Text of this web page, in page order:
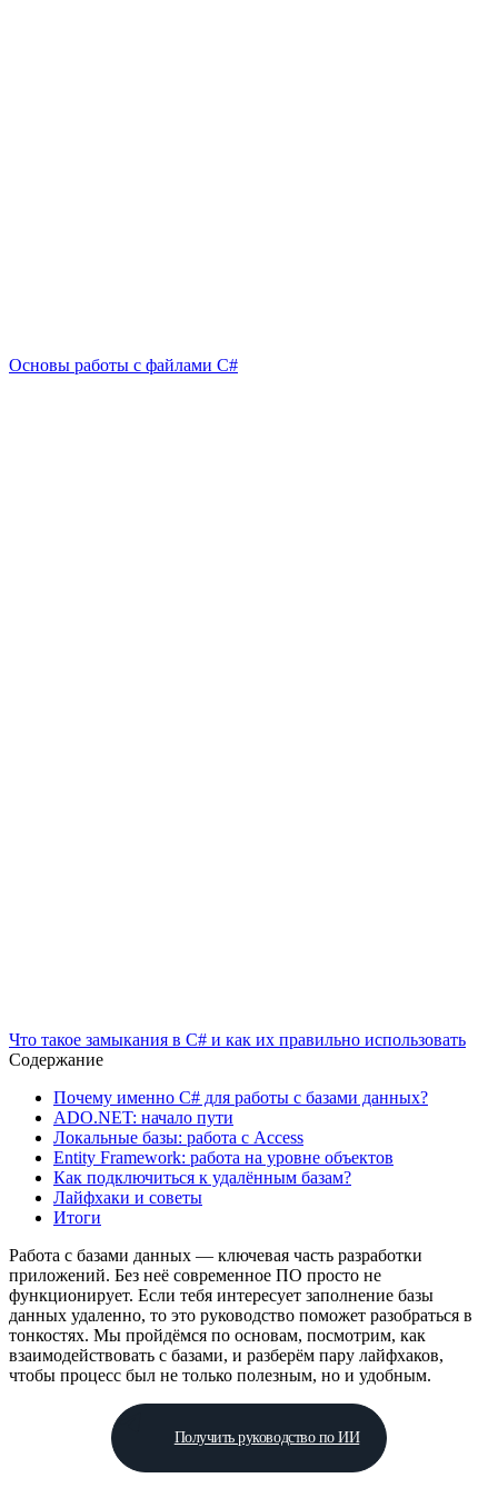
Основы работы с файлами C#
Что такое замыкания в C# и как их правильно использовать
Содержание
Почему именно C# для работы с базами данных?
ADO.NET: начало пути
Локальные базы: работа с Access
Entity Framework: работа на уровне объектов
Как подключиться к удалённым базам?
Лайфхаки и советы
Итоги
Работа с базами данных — ключевая часть разработки
приложений. Без неё современное ПО просто не
функционирует. Если тебя интересует заполнение базы
данных удаленно, то это руководство поможет разобраться в
тонкостях. Мы пройдёмся по основам, посмотрим, как
взаимодействовать с базами, и разберём пару лайфхаков,
чтобы процесс был не только полезным, но и удобным.
Получить руководство по ИИ